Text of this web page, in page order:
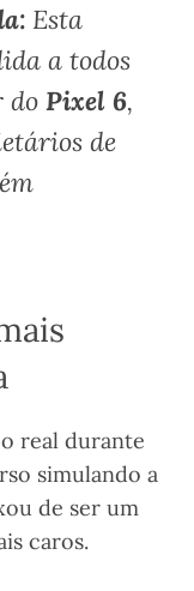
Esta
a todos
do Pixel 6,
de
real durante
simulando a
de ser um
caros.